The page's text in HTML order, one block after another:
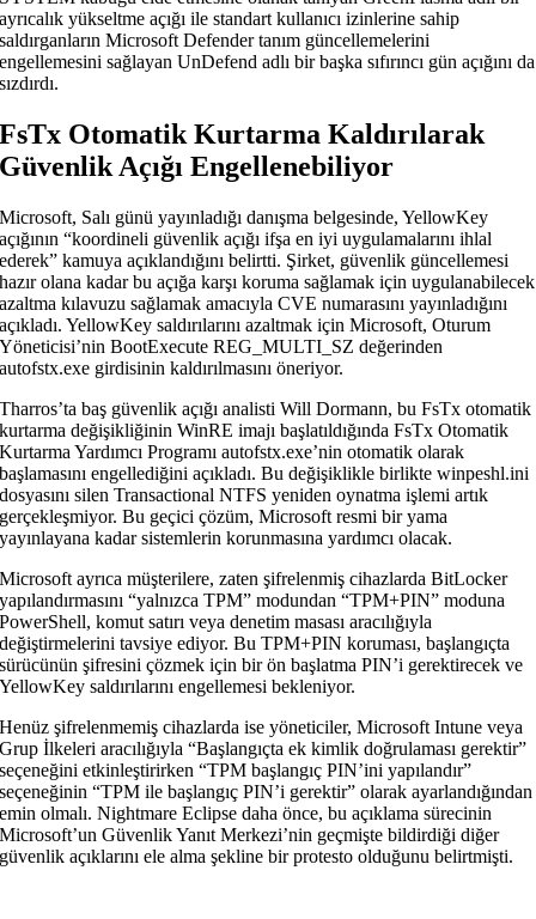
ayrıcalık yükseltme açığı ile standart kullanıcı izinlerine sahip
saldırganların Microsoft Defender tanım güncellemelerini
engellemesini sağlayan UnDefend adlı bir başka sıfırıncı gün açığını da
sızdırdı.
FsTx Otomatik Kurtarma Kaldırılarak
Güvenlik Açığı Engellenebiliyor
Microsoft, Salı günü yayınladığı danışma belgesinde, YellowKey
açığının “koordineli güvenlik açığı ifşa en iyi uygulamalarını ihlal
ederek” kamuya açıklandığını belirtti. Şirket, güvenlik güncellemesi
hazır olana kadar bu açığa karşı koruma sağlamak için uygulanabilecek
azaltma kılavuzu sağlamak amacıyla CVE numarasını yayınladığını
açıkladı. YellowKey saldırılarını azaltmak için Microsoft, Oturum
Yöneticisi’nin BootExecute REG_MULTI_SZ değerinden
autofstx.exe girdisinin kaldırılmasını öneriyor.
Tharros’ta baş güvenlik açığı analisti Will Dormann, bu FsTx otomatik
kurtarma değişikliğinin WinRE imajı başlatıldığında FsTx Otomatik
Kurtarma Yardımcı Programı autofstx.exe’nin otomatik olarak
başlamasını engellediğini açıkladı. Bu değişiklikle birlikte winpeshl.ini
dosyasını silen Transactional NTFS yeniden oynatma işlemi artık
gerçekleşmiyor. Bu geçici çözüm, Microsoft resmi bir yama
yayınlayana kadar sistemlerin korunmasına yardımcı olacak.
Microsoft ayrıca müşterilere, zaten şifrelenmiş cihazlarda BitLocker
yapılandırmasını “yalnızca TPM” modundan “TPM+PIN” moduna
PowerShell, komut satırı veya denetim masası aracılığıyla
değiştirmelerini tavsiye ediyor. Bu TPM+PIN koruması, başlangıçta
sürücünün şifresini çözmek için bir ön başlatma PIN’i gerektirecek ve
YellowKey saldırılarını engellemesi bekleniyor.
Henüz şifrelenmemiş cihazlarda ise yöneticiler, Microsoft Intune veya
Grup İlkeleri aracılığıyla “Başlangıçta ek kimlik doğrulaması gerektir”
seçeneğini etkinleştirirken “TPM başlangıç PIN’ini yapılandır”
seçeneğinin “TPM ile başlangıç PIN’i gerektir” olarak ayarlandığından
emin olmalı. Nightmare Eclipse daha önce, bu açıklama sürecinin
Microsoft’un Güvenlik Yanıt Merkezi’nin geçmişte bildirdiği diğer
güvenlik açıklarını ele alma şekline bir protesto olduğunu belirtmişti.